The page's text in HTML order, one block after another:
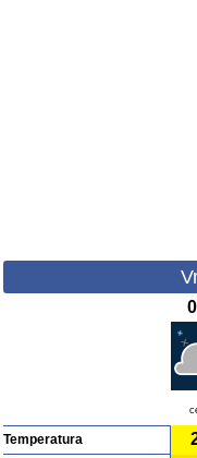
Temperatura